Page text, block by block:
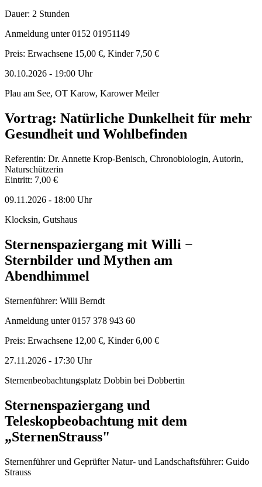
Dauer: 2 Stunden
Anmeldung unter 0152 01951149
Preis: Erwachsene 15,00 €, Kinder 7,50 €
30.10.2026 - 19:00 Uhr
Plau am See, OT Karow, Karower Meiler
Vortrag: Natürliche Dunkelheit für mehr
Gesundheit und Wohlbefinden
Referentin: Dr. Annette Krop-Benisch, Chronobiologin, Autorin,
Naturschützerin
Eintritt: 7,00 €
09.11.2026 - 18:00 Uhr
Klocksin, Gutshaus
Sternenspaziergang mit Willi −
Sternbilder und Mythen am
Abendhimmel
Sternenführer: Willi Berndt
Anmeldung unter 0157 378 943 60
Preis: Erwachsene 12,00 €, Kinder 6,00 €
27.11.2026 - 17:30 Uhr
Sternenbeobachtungsplatz Dobbin bei Dobbertin
Sternenspaziergang und
Teleskopbeobachtung mit dem
„SternenStrauss"
Sternenführer und Geprüfter Natur- und Landschaftsführer: Guido
Strauss